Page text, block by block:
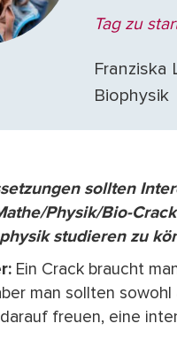
Tag zu
Franziska
Biophysik
sollten
Physik/Bio-
studieren zu
Ein Crack braucht
man sollten
freuen, eine